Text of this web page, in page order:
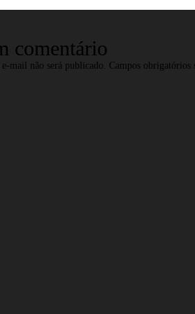
comentário
e-mail não será publicado. Campos obrigatórios